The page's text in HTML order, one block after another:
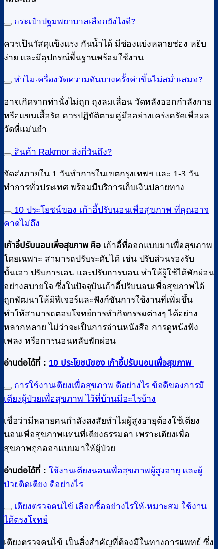
กระเป๋าปฐมพยาบาลเลือกยังไงดี?
ควรเป็นวัสดุแข็งแรง กันน้ำได้ มีช่องแบ่งหลายช่อง หยิบ
ง่าย และมีอุปกรณ์พื้นฐานพร้อมใช้งาน
ทำไมเครื่องวัดความดันบางครั้งค่าขึ้นไม่สม่ำเสมอ?
อาจเกิดจากท่านั่งไม่ถูก ถุงลมเลื่อน วัดหลังออกกำลังกาย
หรือแขนเสื้อรัด ควรปฏิบัติตามคู่มืออย่างเคร่งครัดเพื่อผล
วัดที่แม่นยำ
สินค้า Rakmor ส่งกี่วันถึง?
จัดส่งภายใน 1 วันทำการในเขตกรุงเทพฯ และ 1-3 วัน
ทำการทั่วประเทศ พร้อมมีบริการเก็บเงินปลายทาง
10 ประโยชน์ของ เก้าอี้ปรับนอนเพื่อสุขภาพ ที่คุณอาจ
คาดไม่ถึง
เก้าอี้ปรับนอนเพื่อสุขภาพ คือ เก้าอี้ที่ออกแบบมาเพื่อสุขภาพ
โดยเฉพาะ สามารถปรับระดับได้ เช่น ปรับส่วนรองรับ
บั้นเอว ปรับการเอน และปรับการนอน ทำให้ผู้ใช้ได้พักผ่อน
อย่างสบายใจ ซึ่งในปัจจุบันเก้าอี้ปรับนอนเพื่อสุขภาพได้
ถูกพัฒนาให้มีฟีเจอร์และฟังก์ชันการใช้งานที่เพิ่มขึ้น
ทำให้สามารถตอบโจทย์การทำกิจกรรมต่างๆ ได้อย่าง
หลากหลาย ไม่ว่าจะเป็นการอ่านหนังสือ การดูหนังฟัง
เพลง หรือการนอนหลับพักผ่อน
อ่านต่อได้ที่ : 10 ประโยชน์ของ เก้าอี้ปรับนอนเพื่อสุขภาพ
การใช้งานเตียงเพื่อสุขภาพ ดีอย่างไร ข้อดีของการมี
เตียงผู้ป่วยเพื่อสุขภาพ ไว้ที่บ้านมีอะไรบ้าง
เชื่อว่ามีหลายคนกำลังสงสัยทำไมผู้สูงอายุต้องใช้เตียง
นอนเพื่อสุขภาพแทนที่เตียงธรรมดา เพราะเตียงเพื่อ
สุขภาพถูกออกแบบมาให้ผู้ป่วย
อ่านต่อได้ที่ : ใช้งานเตียงนอนเพื่อสุขภาพผู้สูงอายุ และผู้
ป่วยติดเตียง ดีอย่างไร
เตียงตรวจคนไข้ เลือกซื้ออย่างไรให้เหมาะสม ใช้งาน
ได้ตรงโจทย์
เตียงตรวจคนไข้ เป็นสิ่งสำคัญที่ต้องมีในทางการแพทย์ ซึ่ง